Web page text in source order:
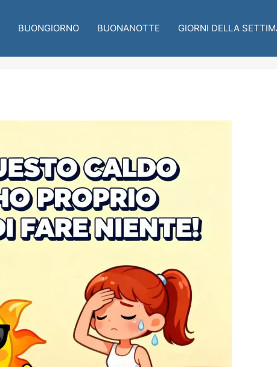
BUONGIORNO BUONANOTTE GIORNI DELLA